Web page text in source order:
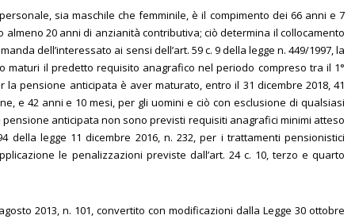
sia maschile che femminile, è il compimento dei 66 anni e 7
20 anni di anzianità contributiva; ciò determina il collocamento
dell’interessato ai sensi dell’art. 59 c. 9 della legge n. 449/1997, la
il predetto requisito anagrafico nel periodo compreso tra il 1°
pensione anticipata è aver maturato, entro il 31 dicembre 2018, 41
e 42 anni e 10 mesi, per gli uomini e ciò con esclusione di qualsiasi
anticipata non sono previsti requisiti anagrafici minimi atteso
della legge 11 dicembre 2016, n. 232, per i trattamenti pensionistici
le penalizzazioni previste dall’art. 24 c. 10, terzo e quarto
2013, n. 101, convertito con modificazioni dalla Legge 30 ottobre